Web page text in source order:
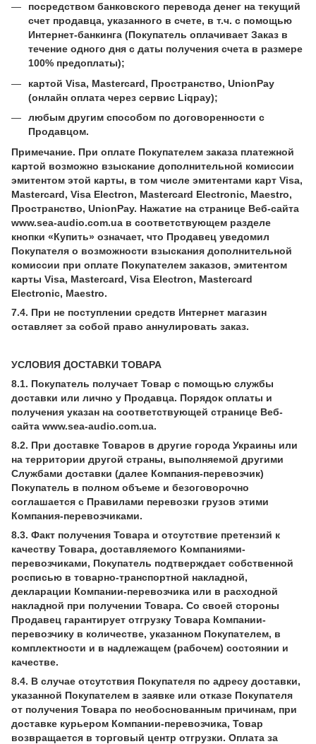
посредством банковского перевода денег на текущий
счет продавца, указанного в счете, в т.ч. с помощью
Интернет-банкинга (Покупатель оплачивает Заказ в
течение одного дня с даты получения счета в размере
100% предоплаты);
картой Visa, Mastercard, Пространство, UnionPay
(онлайн оплата через сервис Liqpay);
любым другим способом по договоренности с
Продавцом.
Примечание. При оплате Покупателем заказа платежной
картой возможно взыскание дополнительной комиссии
эмитентом этой карты, в том числе эмитентами карт Visa,
Mastercard, Visa Electron, Mastercard Electronic, Maestro,
Пространство, UnionPay. Нажатие на странице Веб-сайта
www.sea-audio.com.ua в соответствующем разделе
кнопки «Купить» означает, что Продавец уведомил
Покупателя о возможности взыскания дополнительной
комиссии при оплате Покупателем заказов, эмитентом
карты Visa, Mastercard, Visa Electron, Mastercard
Electronic, Maestro.
7.4. При не поступлении средств Интернет магазин
оставляет за собой право аннулировать заказ.
УСЛОВИЯ ДОСТАВКИ ТОВАРА
8.1. Покупатель получает Товар с помощью службы
доставки или лично у Продавца. Порядок оплаты и
получения указан на соответствующей странице Веб-
сайта www.sea-audio.com.ua.
8.2. При доставке Товаров в другие города Украины или
на территории другой страны, выполняемой другими
Службами доставки (далее Компания-перевозчик)
Покупатель в полном объеме и безоговорочно
соглашается с Правилами перевозки грузов этими
Компания-перевозчиками.
8.3. Факт получения Товара и отсутствие претензий к
качеству Товара, доставляемого Компаниями-
перевозчиками, Покупатель подтверждает собственной
росписью в товарно-транспортной накладной,
декларации Компании-перевозчика или в расходной
накладной при получении Товара. Со своей стороны
Продавец гарантирует отгрузку Товара Компании-
перевозчику в количестве, указанном Покупателем, в
комплектности и в надлежащем (рабочем) состоянии и
качестве.
8.4. В случае отсутствия Покупателя по адресу доставки,
указанной Покупателем в заявке или отказе Покупателя
от получения Товара по необоснованным причинам, при
доставке курьером Компании-перевозчика, Товар
возвращается в торговый центр отгрузки. Оплата за